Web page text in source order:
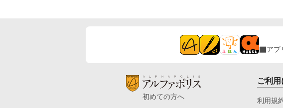
アプ
初めての方へ
ご利
利用規